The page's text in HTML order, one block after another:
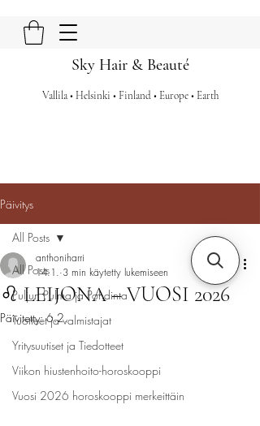
Sky Hair & Beauté
Vallila • Helsinki • Finland • Europe • Earth
Päivitys
All Posts
Puljun Pulma ja Pohdinta
Tuotteet ja valmistajat
Yritysuutiset ja Tiedotteet
Viikon hiustenhoito-horoskooppi
Vuosi 2026 horoskooppi merkeittäin
All Posts
♌ LEIJONA – VUOSI 2026
anthoniharri
14.1. 3 min käytetty lukemiseen
Päivitetty:6.2.